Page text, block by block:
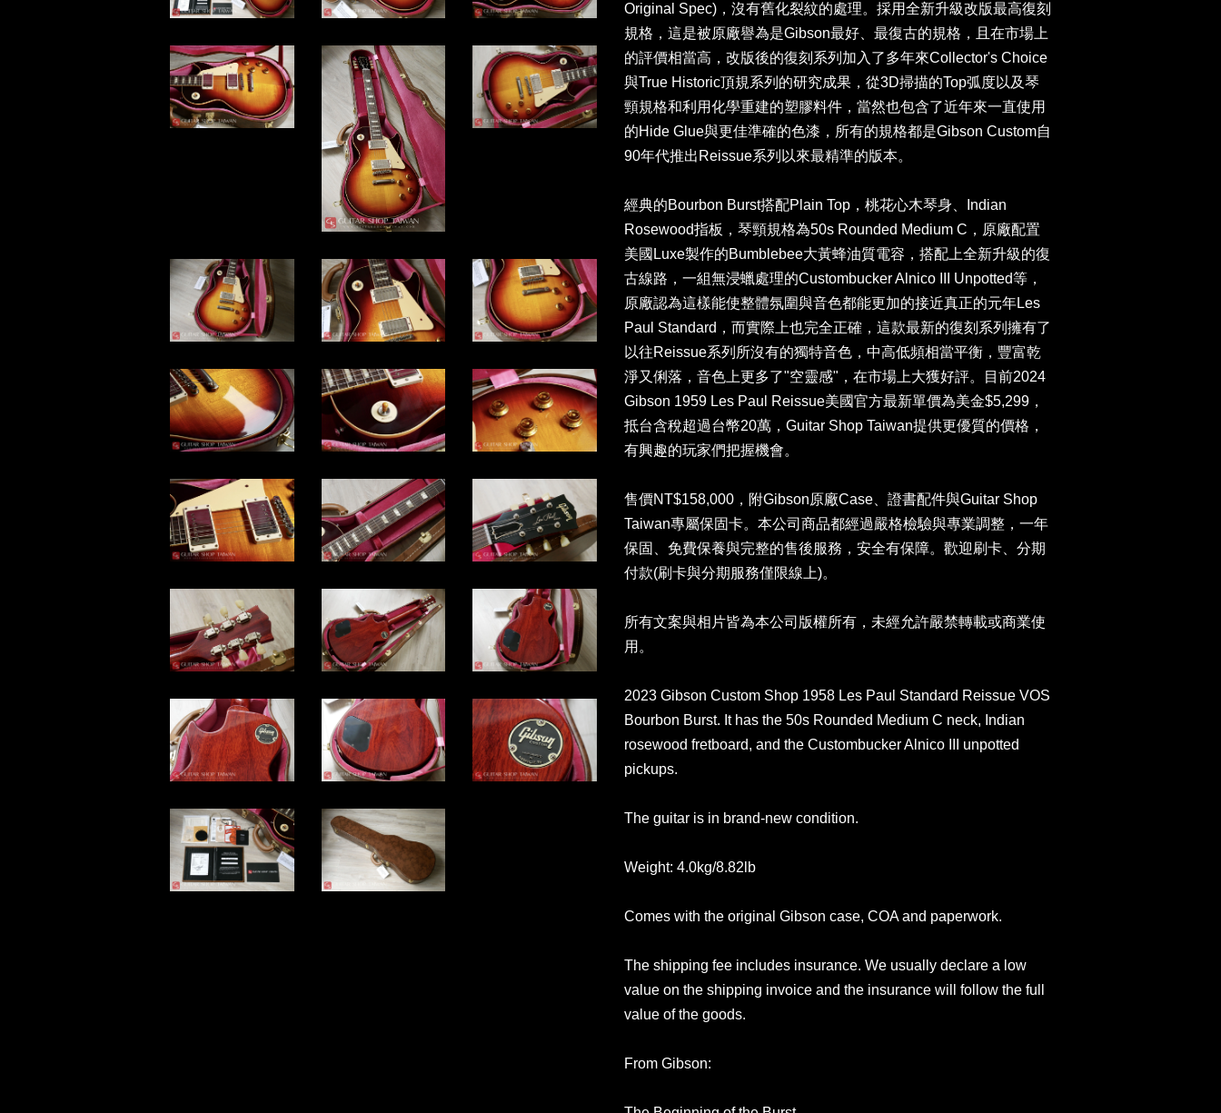
Original Spec)，沒有舊化裂紋的處理。採用全新升級改版最高復刻
規格，這是被原廠譽為是Gibson最好、最復古的規格，且在市場上
的評價相當高，改版後的復刻系列加入了多年來Collector's Choice
與True Historic頂規系列的研究成果，從3D掃描的Top弧度以及琴
頸規格和利用化學重建的塑膠料件，當然也包含了近年來一直使用
的Hide Glue與更佳準確的色漆，所有的規格都是Gibson Custom自
90年代推出Reissue系列以來最精準的版本。
經典的Bourbon Burst搭配Plain Top，桃花心木琴身、Indian
Rosewood指板，琴頸規格為50s Rounded Medium C，原廠配置
美國Luxe製作的Bumblebee大黃蜂油質電容，搭配上全新升級的復
古線路，一組無浸蠟處理的Custombucker Alnico III Unpotted等，
原廠認為這樣能使整體氛圍與音色都能更加的接近真正的元年Les
Paul Standard，而實際上也完全正確，這款最新的復刻系列擁有了
以往Reissue系列所沒有的獨特音色，中高低頻相當平衡，豐富乾
淨又俐落，音色上更多了"空靈感"，在市場上大獲好評。目前2024
Gibson 1959 Les Paul Reissue美國官方最新單價為美金$5,299，
抵台含稅超過台幣20萬，Guitar Shop Taiwan提供更優質的價格，
有興趣的玩家們把握機會。
售價NT$158,000，附Gibson原廠Case、證書配件與Guitar Shop
Taiwan專屬保固卡。本公司商品都經過嚴格檢驗與專業調整，一年
保固、免費保養與完整的售後服務，安全有保障。歡迎刷卡、分期
付款(刷卡與分期服務僅限線上)。
所有文案與相片皆為本公司版權所有，未經允許嚴禁轉載或商業使
用。
2023 Gibson Custom Shop 1958 Les Paul Standard Reissue VOS
Bourbon Burst. It has the 50s Rounded Medium C neck, Indian
rosewood fretboard, and the Custombucker Alnico III unpotted
pickups.
The guitar is in brand-new condition.
Weight: 4.0kg/8.82lb
Comes with the original Gibson case, COA and paperwork.
The shipping fee includes insurance. We usually declare a low
value on the shipping invoice and the insurance will follow the full
value of the goods.
From Gibson: